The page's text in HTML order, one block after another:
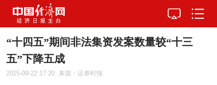
“十四五”期间非法集资发案数量较“十三
五”下降五成
2025-09-22 17:20 来源：证券时报